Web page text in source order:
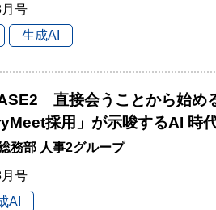
号
生成AI
直接会うことから始め
採用」が示唆するAI 時
部 人事2グループ
号
AI